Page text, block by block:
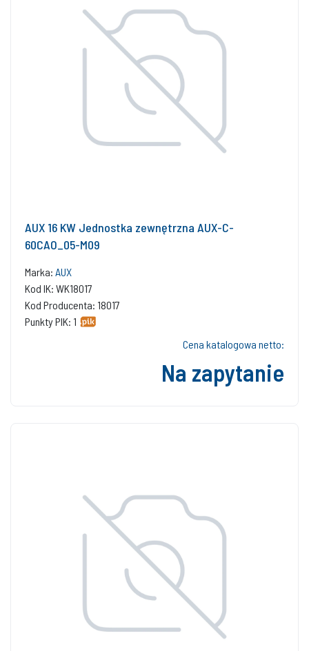
AUX 16 KW Jednostka zewnętrzna AUX-C-
60CAO_05-M09
Marka: AUX
Kod IK: WK18017
Kod Producenta: 18017
Punkty PIK: 1
Cena katalogowa netto:
Na zapytanie